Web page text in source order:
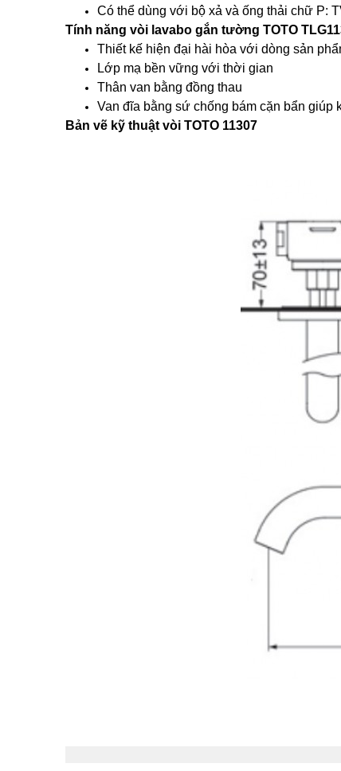
Có thể dùng với bộ xả và ống thải chữ P:
Tính năng vòi lavabo gắn tường TOTO
Thiết kế hiện đại hài hòa với dòng sản
Lớp mạ bền vững với thời gian
Thân van bằng đồng thau
Van đĩa bằng sứ chống bám cặn bẩn giúp
Bản vẽ kỹ thuật vòi TOTO 11307